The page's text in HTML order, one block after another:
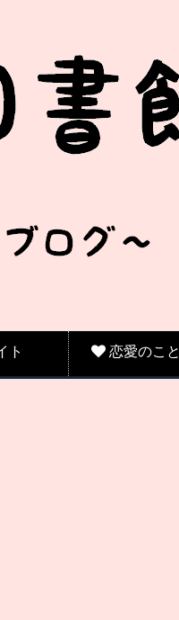
ト 恋愛のこと